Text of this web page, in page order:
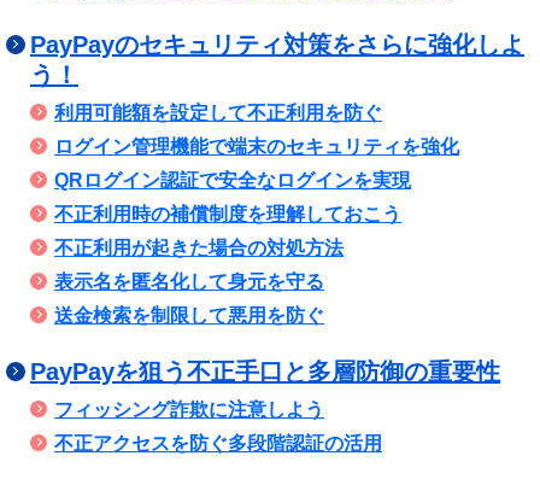
PayPayのセキュリティ対策をさらに強化しよ
う！
利用可能額を設定して不正利用を防ぐ
ログイン管理機能で端末のセキュリティを強化
QRログイン認証で安全なログインを実現
不正利用時の補償制度を理解しておこう
不正利用が起きた場合の対処方法
表示名を匿名化して身元を守る
送金検索を制限して悪用を防ぐ
PayPayを狙う不正手口と多層防御の重要性
フィッシング詐欺に注意しよう
不正アクセスを防ぐ多段階認証の活用